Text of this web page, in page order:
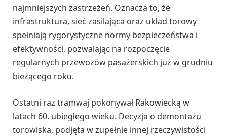
najmniejszych zastrzeżeń. Oznacza to, że
infrastruktura, sieć zasilająca oraz układ torowy
spełniają rygorystyczne normy bezpieczeństwa i
efektywności, pozwalając na rozpoczęcie
regularnych przewozów pasażerskich już w grudniu
bieżącego roku.
Ostatni raz tramwaj pokonywał Rakowiecką w
latach 60. ubiegłego wieku. Decyzja o demontażu
torowiska, podjęta w zupełnie innej rzeczywistości